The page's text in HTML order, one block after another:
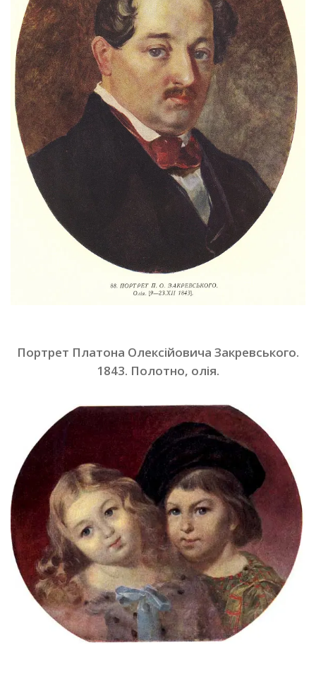
Портрет Платона Олексійовича Закревського.
1843. Полотно, олія.